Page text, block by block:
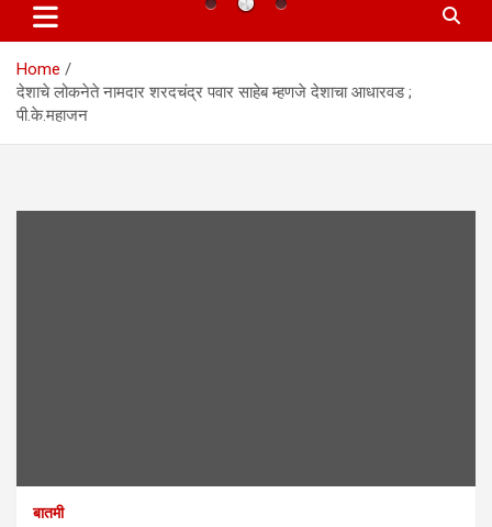
Home
देशाचे लोकनेते नामदार शरदचंद्र पवार साहेब म्हणजे देशाचा आधारवड ;
पी.के.महाजन
बातमी